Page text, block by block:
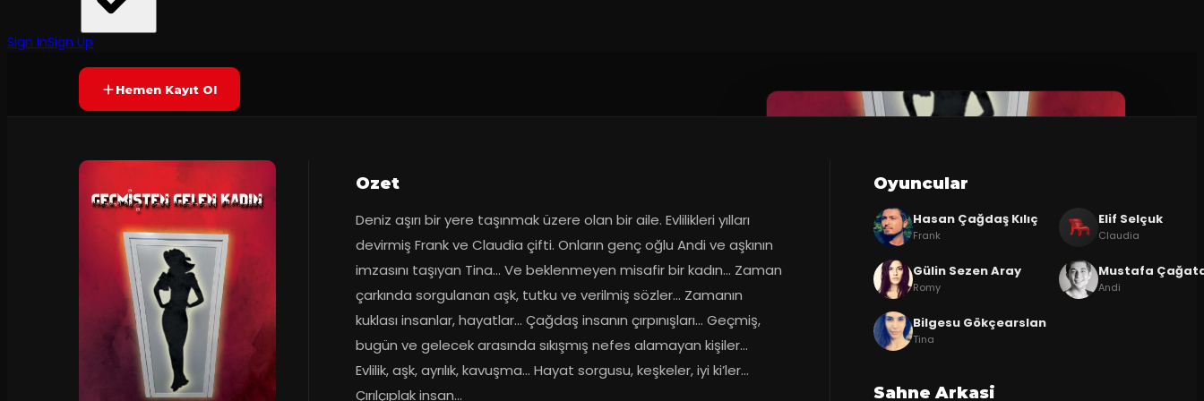
Sign InSign UpYAKINDA
Hemen Kayıt Ol
Ozet
Deniz aşırı bir yere taşınmak üzere olan bir aile. Evlilikleri yılları
devirmiş Frank ve Claudia çifti. Onların genç oğlu Andi ve aşkının
imzasını taşıyan Tina... Ve beklenmeyen misafir bir kadın... Zaman
çarkında sorgulanan aşk, tutku ve verilmiş sözler... Zamanın
kuklası insanlar, hayatlar... Çağdaş insanın çırpınışları... Geçmiş,
bugün ve gelecek arasında sıkışmış nefes alamayan kişiler...
Evlilik, aşk, ayrılık, kavuşma... Hayat sorgusu, keşkeler, iyi ki’ler...
Çırılçıplak insan...
Oyuncular
Hasan Çağdaş Kılıç
Frank
Elif Selçuk
Claudia
Gülin Sezen Aray
Romy
Mustafa
Andi
Bilgesu Gökçearslan
Tina
Sahne Arkasi